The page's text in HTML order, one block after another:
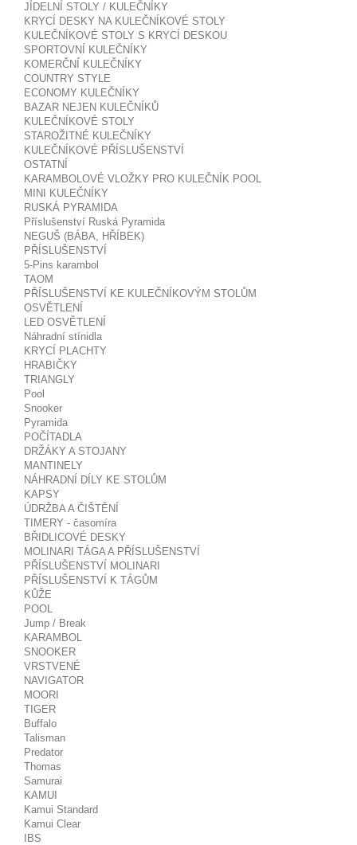
JÍDELNÍ STOLY / KULEČNÍKY
KRYCÍ DESKY NA KULEČNÍKOVÉ STOLY
KULEČNÍKOVÉ STOLY S KRYCÍ DESKOU
SPORTOVNÍ KULEČNÍKY
KOMERČNÍ KULEČNÍKY
COUNTRY STYLE
ECONOMY KULEČNÍKY
BAZAR NEJEN KULEČNÍKŮ
KULEČNÍKOVÉ STOLY
STAROŽITNÉ KULEČNÍKY
KULEČNÍKOVÉ PŘÍSLUŠENSTVÍ
OSTATNÍ
KARAMBOLOVÉ VLOŽKY PRO KULEČNÍK POOL
MINI KULEČNÍKY
RUSKÁ PYRAMIDA
Příslušenství Ruská Pyramida
NEGUŠ (BÁBA, HŘÍBEK)
PŘÍSLUŠENSTVÍ
5-Pins karambol
TAOM
PŘÍSLUŠENSTVÍ KE KULEČNÍKOVÝM STOLŮM
OSVĚTLENÍ
LED OSVĚTLENÍ
Náhradní stínidla
KRYCÍ PLACHTY
HRABIČKY
TRIANGLY
Pool
Snooker
Pyramida
POČÍTADLA
DRŽÁKY A STOJANY
MANTINELY
NÁHRADNÍ DÍLY KE STOLŮM
KAPSY
ÚDRŽBA A ČIŠTĚNÍ
TIMERY - časomíra
BŘIDLICOVÉ DESKY
MOLINARI TÁGA A PŘÍSLUŠENSTVÍ
PŘÍSLUŠENSTVÍ MOLINARI
PŘÍSLUŠENSTVÍ K TÁGŮM
KŮŽE
POOL
Jump / Break
KARAMBOL
SNOOKER
VRSTVENÉ
NAVIGATOR
MOORI
TIGER
Buffalo
Talisman
Predator
Thomas
Samurai
KAMUI
Kamui Standard
Kamui Clear
IBS